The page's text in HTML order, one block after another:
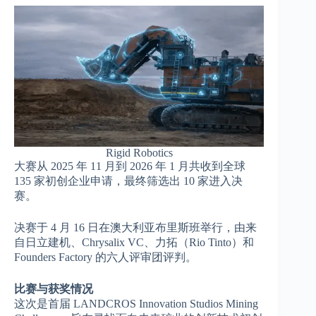
Rigid Robotics
大赛从 2025 年 11 月到 2026 年 1 月共收到全球
135 家初创企业申请，最终筛选出 10 家进入决
赛。
决赛于 4 月 16 日在澳大利亚布里斯班举行，由来
自日立建机、Chrysalix VC、力拓（Rio Tinto）和
Founders Factory 的六人评审团评判。
比赛与获奖情况
这次是首届 LANDCROS Innovation Studios Mining